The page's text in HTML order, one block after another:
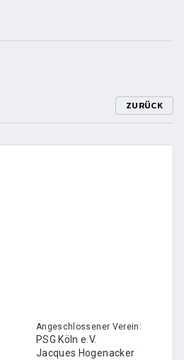
ZURÜCK
Angeschlossener Verein:
PSG Köln e.V.
Jacques Hogenacker